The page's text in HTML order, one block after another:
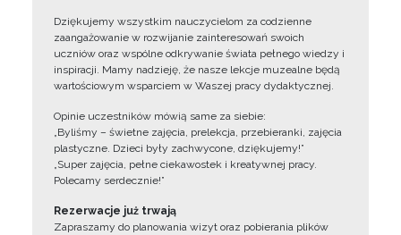
Dziękujemy wszystkim nauczycielom za codzienne
zaangażowanie w rozwijanie zainteresowań swoich
uczniów oraz wspólne odkrywanie świata pełnego wiedzy i
inspiracji. Mamy nadzieję, że nasze lekcje muzealne będą
wartościowym wsparciem w Waszej pracy dydaktycznej.
Opinie uczestników mówią same za siebie:
„Byliśmy – świetne zajęcia, prelekcja, przebieranki, zajęcia
plastyczne. Dzieci były zachwycone, dziękujemy!”
„Super zajęcia, pełne ciekawostek i kreatywnej pracy.
Polecamy serdecznie!”
Rezerwacje już trwają
Zapraszamy do planowania wizyt oraz pobierania plików